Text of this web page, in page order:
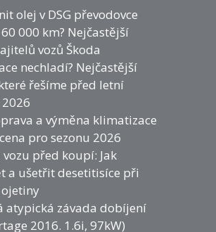
olej v DSG převodovce
000 km? Nejčastější
vozů Škoda
nechladí? Nejčastější
řešíme před letní
a výměna klimatizace
pro sezonu 2026
před koupí: Jak
a ušetřit desetitisíce při
atypická závada dobíjení
2016. 1.6i, 97kW)